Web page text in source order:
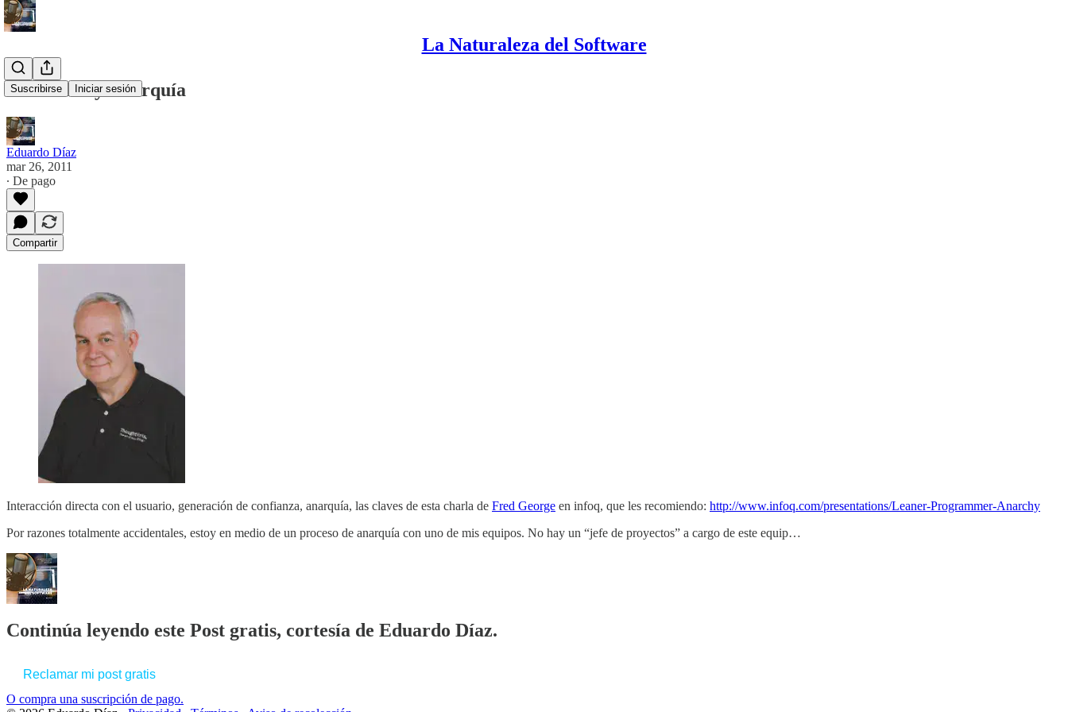
La Naturaleza del Software
Suscribirse Iniciar sesión
Confianza y Anarquía
Eduardo Díaz
mar 26, 2011
∙ De pago
Compartir
Interacción directa con el usuario, generación de confianza, anarquía, las claves de esta charla de Fred George en infoq, que les recomiendo: http://www.infoq.com/presentations/Leaner-Programmer-Anarchy
Por razones totalmente accidentales, estoy en medio de un proceso de anarquía con uno de mis equipos. No hay un “jefe de proyectos” a cargo de este equip…
Continúa leyendo este Post gratis, cortesía de Eduardo Díaz.
Reclamar mi post gratis
O compra una suscripción de pago.